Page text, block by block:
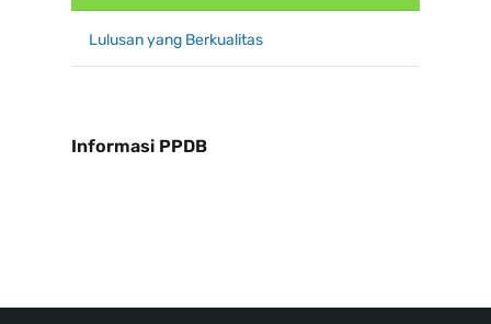
Lulusan yang Berkualitas
Informasi PPDB